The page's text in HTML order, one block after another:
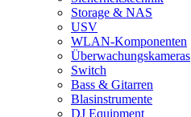
Storage & NAS
USV
WLAN-Komponenten
Überwachungskameras
Switch
Bass & Gitarren
Blasinstrumente
DJ Equipment